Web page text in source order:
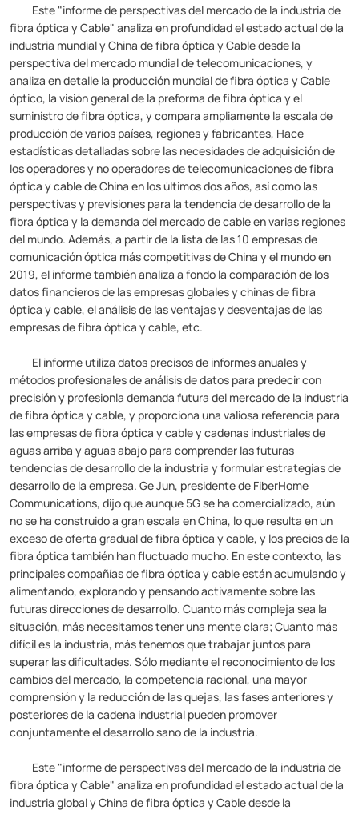
Este "informe de perspectivas del mercado de la industria de
fibra óptica y Cable" analiza en profundidad el estado actual de la
industria mundial y China de fibra óptica y Cable desde la
perspectiva del mercado mundial de telecomunicaciones, y
analiza en detalle la producción mundial de fibra óptica y Cable
óptico, la visión general de la preforma de fibra óptica y el
suministro de fibra óptica, y compara ampliamente la escala de
producción de varios países, regiones y fabricantes, Hace
estadísticas detalladas sobre las necesidades de adquisición de
los operadores y no operadores de telecomunicaciones de fibra
óptica y cable de China en los últimos dos años, así como las
perspectivas y previsiones para la tendencia de desarrollo de la
fibra óptica y la demanda del mercado de cable en varias regiones
del mundo. Además, a partir de la lista de las 10 empresas de
comunicación óptica más competitivas de China y el mundo en
2019, el informe también analiza a fondo la comparación de los
datos financieros de las empresas globales y chinas de fibra
óptica y cable, el análisis de las ventajas y desventajas de las
empresas de fibra óptica y cable, etc.
El informe utiliza datos precisos de informes anuales y
métodos profesionales de análisis de datos para predecir con
precisión y profesionla demanda futura del mercado de la industria
de fibra óptica y cable, y proporciona una valiosa referencia para
las empresas de fibra óptica y cable y cadenas industriales de
aguas arriba y aguas abajo para comprender las futuras
tendencias de desarrollo de la industria y formular estrategias de
desarrollo de la empresa. Ge Jun, presidente de FiberHome
Communications, dijo que aunque 5G se ha comercializado, aún
no se ha construido a gran escala en China, lo que resulta en un
exceso de oferta gradual de fibra óptica y cable, y los precios de la
fibra óptica también han fluctuado mucho. En este contexto, las
principales compañías de fibra óptica y cable están acumulando y
alimentando, explorando y pensando activamente sobre las
futuras direcciones de desarrollo. Cuanto más compleja sea la
situación, más necesitamos tener una mente clara; Cuanto más
difícil es la industria, más tenemos que trabajar juntos para
superar las dificultades. Sólo mediante el reconocimiento de los
cambios del mercado, la competencia racional, una mayor
comprensión y la reducción de las quejas, las fases anteriores y
posteriores de la cadena industrial pueden promover
conjuntamente el desarrollo sano de la industria.
Este "informe de perspectivas del mercado de la industria de
fibra óptica y Cable" analiza en profundidad el estado actual de la
industria global y China de fibra óptica y Cable desde la